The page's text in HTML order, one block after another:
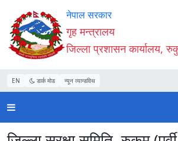
Accessibility
Mode
सुरु
गर्नुहोस्
सामाग्री
पढ्नुहाेस्
नेभिगेसन
पढ्नुहाेस्
वेबसाइट
खोजमा
जानुहोस्
नेपाल सरकार
गृह मन्त्रालय
जिल्ला प्रशासन कार्यालय,
EN डार्क मोड न्यून व्यान्डविथ